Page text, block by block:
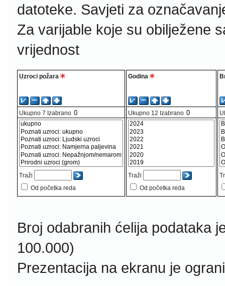
datoteke. Savjeti za
Za varijable koje su obilježene
vrijednost
Uzroci požara
Ukupno 7 Izabrano
Traži
Od početka reda
Godina
Ukupno 12 Izabrano
Traži
Od početka reda
Broj odabranih ćelija podataka
100.000)
Prezentacija na ekranu je